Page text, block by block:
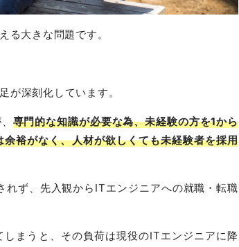
る大きな問題です。
が深刻化しています。
専門的な知識が必要な為、未経験の方を1から
裕がなく、人材が欲しくても未経験者を採用
ず、先入観からITエンジニアへの就職・転職
まうと、その負荷は現役のITエンジニアに降